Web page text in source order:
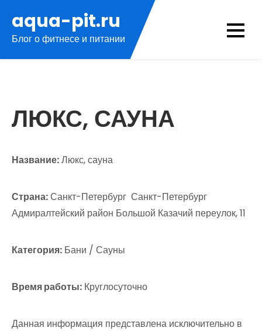
содержимому
aqua-pit.ru
Блог о фитнесе и питании
ЛЮКС, САУНА
Название:Люкс, сауна
Страна:Санкт-Петербург Санкт-Петербург
Адмиралтейский район Большой Казачий переулок, 11
Категория: Бани / Сауны
Время работы: Круглосуточно
Данная информация представлена исключительно в